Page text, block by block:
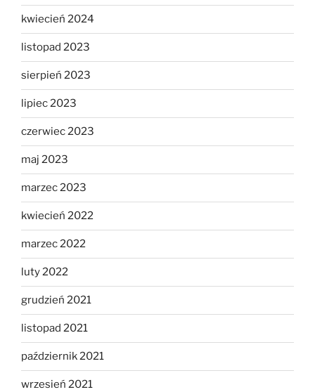
kwiecień 2024
listopad 2023
sierpień 2023
lipiec 2023
czerwiec 2023
maj 2023
marzec 2023
kwiecień 2022
marzec 2022
luty 2022
grudzień 2021
listopad 2021
październik 2021
wrzesień 2021